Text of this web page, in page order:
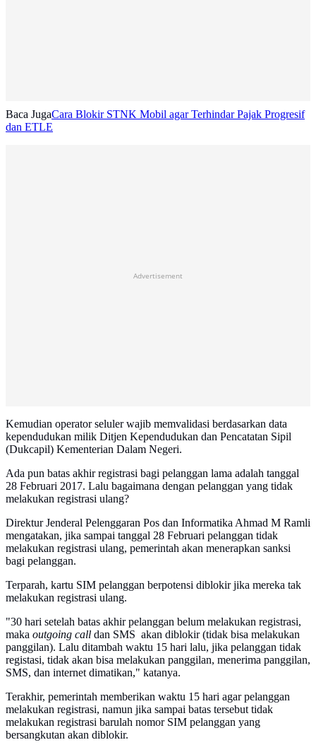
Baca JugaCara Blokir STNK Mobil agar Terhindar Pajak Progresif
dan ETLE
Advertisement
Kemudian operator seluler wajib memvalidasi berdasarkan data
kependudukan milik Ditjen Kependudukan dan Pencatatan Sipil
(Dukcapil) Kementerian Dalam Negeri.
Ada pun batas akhir registrasi bagi pelanggan lama adalah tanggal
28 Februari 2017. Lalu bagaimana dengan pelanggan yang tidak
melakukan registrasi ulang?
Direktur Jenderal Pelenggaran Pos dan Informatika Ahmad M Ramli
mengatakan, jika sampai tanggal 28 Februari pelanggan tidak
melakukan registrasi ulang, pemerintah akan menerapkan sanksi
bagi pelanggan.
Terparah, kartu SIM pelanggan berpotensi diblokir jika mereka tak
melakukan registrasi ulang.
"30 hari setelah batas akhir pelanggan belum melakukan registrasi,
maka outgoing call dan SMS akan diblokir (tidak bisa melakukan
panggilan). Lalu ditambah waktu 15 hari lalu, jika pelanggan tidak
registasi, tidak akan bisa melakukan panggilan, menerima panggilan,
SMS, dan internet dimatikan," katanya.
Terakhir, pemerintah memberikan waktu 15 hari agar pelanggan
melakukan registrasi, namun jika sampai batas tersebut tidak
melakukan registrasi barulah nomor SIM pelanggan yang
bersangkutan akan diblokir.